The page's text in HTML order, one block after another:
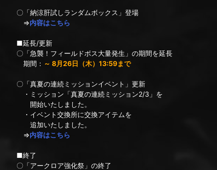
〇「納涼肝試しランダムボックス」登場
⇒内容はこちら
■延長/更新
〇「急襲！フィールドボス大量発生」の期間を延長
期間： ～ 8月26日（木）13:59まで
〇「真夏の連続ミッションイベント」更新
・ミッション「真夏の連続ミッション2/3」を
開始いたしました。
・イベント交換所に交換アイテムを
追加いたしました。
⇒内容はこちら
■終了
〇「アークロア強化祭」の終了